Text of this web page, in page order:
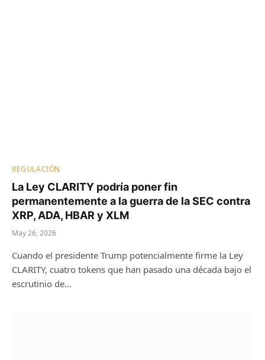
REGULACIÓN
La Ley CLARITY podría poner fin
permanentemente a la guerra de la SEC contra
XRP, ADA, HBAR y XLM
May 26, 2026
Cuando el presidente Trump potencialmente firme la Ley
CLARITY, cuatro tokens que han pasado una década bajo el
escrutinio de…